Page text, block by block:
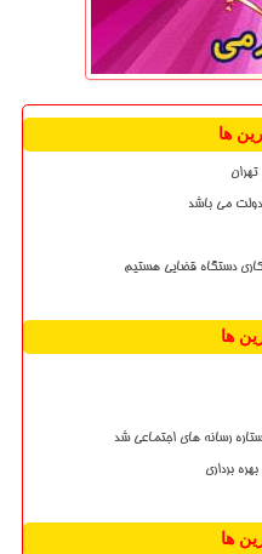
ها
می باشد
دستگاه قضایی هستیم
ها
رسانه های اجتماعی شد
ها